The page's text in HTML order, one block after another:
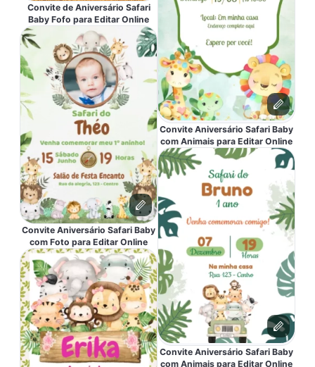
Convite de Aniversário Safari
Baby Fofo para Editar Online
Convite Aniversário Safari Baby
com Foto para Editar Online
Convite Aniversário Safari Baby
com Animais para Editar Online
Convite Aniversário Safari Baby
com Animais para Editar Online